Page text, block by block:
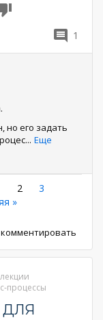
1
но его задать
... Еще
Текущая
2 Страница
3
»
процессы
ДЛЯ